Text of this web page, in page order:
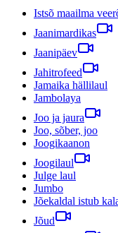
Istsõ maailma
Jaanimardikas
Jaanipäev
Jahitrofeed
Jamaika hällilaul
Jambolaya
Joo ja jaura
Joo, sõber, joo
Joogikaanon
Joogilaul
Julge laul
Jumbo
Jõekaldal istub
Jõud